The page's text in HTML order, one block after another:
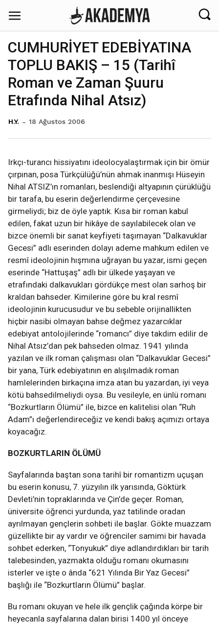
CUMHURİYET EDEBİYATINA
TOPLU BAKIŞ – 15 (Tarihî
Roman ve Zaman Şuuru
Etrafında Nihal Atsız)
H.Y. 18 Ağustos 2006
Irkçı-turancı hissiyatını ideolocyalaştırmak için bir ömür
çırpınan, posa Türkçülüğü’nün ahmak inanmışı Hüseyin
Nihal ATSIZ’ın romanları, beslendiği altyapının çürüklüğü
bir tarafa, bu eserin değerlendirme çerçevesine
girmeliydi; biz de öyle yaptık. Kısa bir roman kabul
edilen, fakat uzun bir hikâye de sayılabilecek olan ve
bizce önemli bir sanat keyfiyeti taşımayan “Dalkavuklar
Gecesi” adlı eserinden dolayı ademe mahkum edilen ve
resmî ideolojinin hışmına uğrayan bu yazar, ismi geçen
eserinde “Hattuşaş” adlı bir ülkede yaşayan ve
etrafındaki dalkavukları gördükçe mest olan sarhoş bir
kraldan bahseder. Kimilerine göre bu kral resmî
ideolojinin kurucusudur ve bu sebeble orijinallikten
hiçbir nasibi olmayan bahse değmez yazarcıklar
edebiyat antolojilerinde “romancı” diye takdim edilir de
Nihal Atsız’dan pek bahseden olmaz. 1941 yılında
yazılan ve ilk roman çalışması olan “Dalkavuklar Gecesi”
bir yana, Türk edebiyatının en alışılmadık roman
hamlelerinden birkaçına imza atan bu yazardan, iyi veya
kötü bahsedilmeliydi oysa. Bu vesileyle, en ünlü romanı
“Bozkurtların Ölümü” ile, bizce en kalitelisi olan “Ruh
Adam”ı değerlendireceğiz ve kendi bakış açımızı ortaya
koyacağız.
BOZKURTLARIN ÖLÜMÜ
Sayfalarında baştan sona tarihî bir romantizm uçuşan
bu eserin konusu, 7. yüzyılın ilk yarısında, Göktürk
Devleti’nin topraklarında ve Çin’de geçer. Roman,
üniversite öğrenci yurdunda, yaz tatilinde oradan
ayrılmayan gençlerin sohbeti ile başlar. Gökte muazzam
güzellikte bir ay vardır ve öğrenciler samimi bir havada
sohbet ederken, “Tonyukuk” diye adlandırdıkları bir tarih
talebesinden, yazmakta olduğu romanı okumasını
isterler ve işte o ânda “621 Yılında Bir Yaz Gecesi”
başlığı ile “Bozkurtların Ölümü” başlar.
Bu romanı okuyan ve hele ilk gençlik çağında körpe bir
heyecanla sayfalarına dalan birisi 1400 yıl önceye